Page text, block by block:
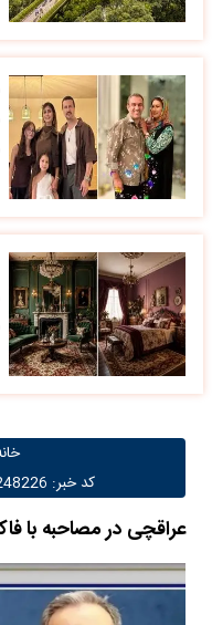
کد خبر: 248226
عراقچی در مصاحبه با